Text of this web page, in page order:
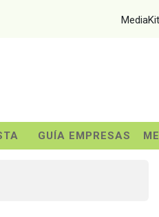
MediaKit
GUÍA EMPRESAS